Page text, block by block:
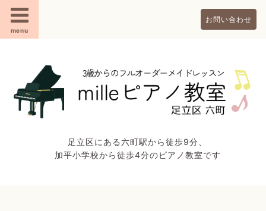
menu
お問い合わせ
足立区にある六町駅から徒歩9分、
加平小学校から徒歩4分のピアノ教室です